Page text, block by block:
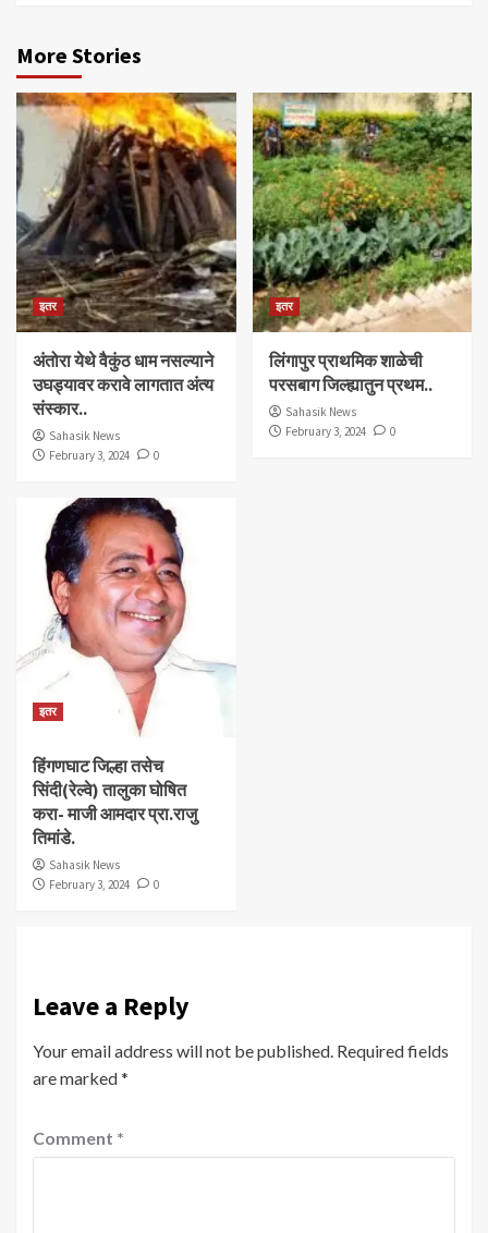
More Stories
इतर
अंतोरा येथे वैकुंठ धाम नसल्याने
उघड्यावर करावे लागतात अंत्य
संस्कार..
Sahasik News
February 3, 2024
0
इतर
लिंगापुर प्राथमिक शाळेची
परसबाग जिल्ह्यातुन प्रथम..
Sahasik News
February 3, 2024
0
इतर
हिंगणघाट जिल्हा तसेच
सिंदी(रेल्वे) तालुका घोषित
करा- माजी आमदार प्रा.राजु
तिमांडे.
Sahasik News
February 3, 2024
0
Leave a Reply
Your email address will not be published. Required fields
are marked*
Comment *